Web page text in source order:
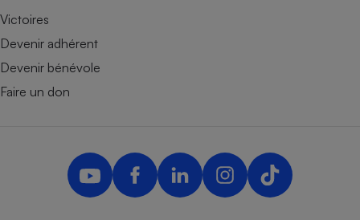
Victoires
Devenir adhérent
Devenir bénévole
Faire un don